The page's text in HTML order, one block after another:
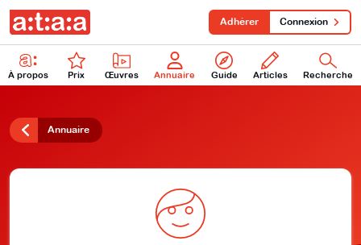
À propos Prix Œuvres Annuaire Guide Articles Recherche
Adhérer Connexion
Annuaire